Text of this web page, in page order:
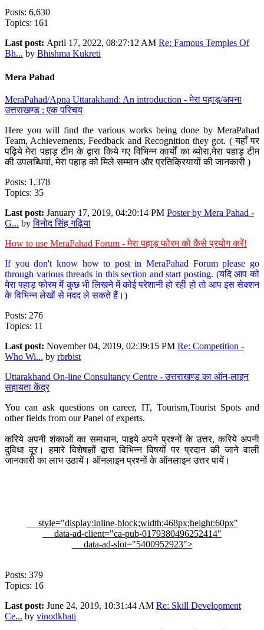
Posts: 6,630
Topics: 161
Last post: April 17, 2022, 08:27:12 AM Re: Famous Temples Of
Bh... by Bhishma Kukreti
Mera Pahad
MeraPahad/Apna Uttarakhand: An introduction - मेरा पहाड़/अपना
उत्तराखण्ड : एक परिचय
Here you will find the various works being done by MeraPahad
Team, Achievements, Feedback and Recognition they got. ( यहाँ पर
पढ़िये मेरा पहाड़ टीम के द्वारा किये गए विभिन्न कार्यों का ब्योरा,मेरा पहाड़ टीम
की उपलब्धियां, मेरा पहाड़ को मिले सम्मान और प्रतिक्रियायों की जानकारी )
Posts: 1,378
Topics: 35
Last post: January 17, 2019, 04:20:14 PM Poster by Mera Pahad -
G... byविनोद सिंह गढ़िया
How to use MeraPahad Forum - मेरा पहाड़ फोरम को कैसे प्रयोग करें!
If you don't know how to post in MeraPahad Forum please go
through various threads in this section and start posting. (यदि आप को
मेरा पहाड़ फोरम में कुछ भी लिखने में कोई परेशानी हो रही हो तो आप इस सेक्शन
के विभिन्न लेखों से मदद ले सकते हैं।)
Posts: 276
Topics: 11
Last post: November 04, 2019, 02:39:15 PM Re: Competition -
Who Wi... by rbrbist
Uttarakhand On-line Consultancy Centre - उत्तराखण्ड का ऑन-लाइन
सहायता केंद्र
You can ask questions on career, IT, Tourism,Tourist Spots and
other fields from our Panel of experts.
करिये अपनी शंकाओं का समाधान, पाइये अपने प्रश्नों के उत्तर, करिये अपनी
दुविधा दूर। हमारे विशेषज्ञों द्वारा विभिन्न विषयों पर प्रदान की जाने वाली
जानकारी का लाभ उठायें। ऑनलाइन प्रश्नों के ऑनलाइन उत्तर पायें।
style="display:inline-block;width:468px;height:60px"
data-ad-client="ca-pub-0179380496252414"
data-ad-slot="5400952923">
Posts: 379
Topics: 16
Last post: June 24, 2019, 10:31:44 AM Re: Skill Development
Ce... by vinodkhati